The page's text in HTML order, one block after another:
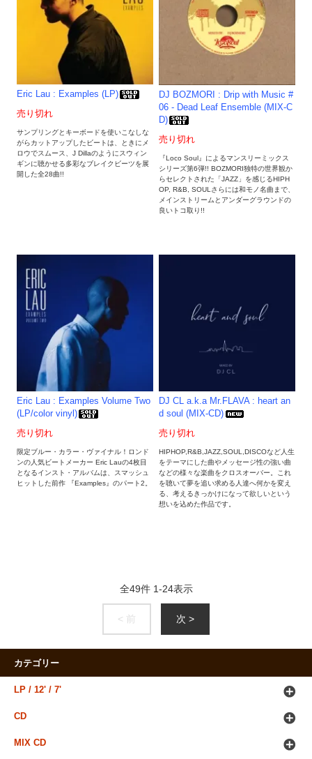
Eric Lau : Examples (LP)
売り切れ
サンプリングとキーボードを使いこなしな
がらカットアップしたビートは、ときにメ
ロウでスムース、J Dillaのようにスウィン
ギンに聴かせる多彩なブレイクビーツを展
開した全28曲!!
DJ BOZMORI : Drip with Music #
06 - Dead Leaf Ensemble (MIX-C
D)
売り切れ
『Loco Soul』によるマンスリーミックス
シリーズ第6弾!! BOZMORI独特の世界観か
らセレクトされた「JAZZ」を感じるHIPH
OP, R&B, SOULさらには和モノ名曲まで、
メインストリームとアンダーグラウンドの
良いトコ取り!!
Eric Lau : Examples Volume Two
(LP/color vinyl)
売り切れ
限定ブルー・カラー・ヴァイナル！ロンド
ンの人気ビートメーカー Eric Lauの4枚目
となるインスト・アルバムは、スマッシュ
ヒットした前作 『Examples』のパート2。
DJ CL a.k.a Mr.FLAVA : heart an
d soul (MIX-CD)
売り切れ
HIPHOP,R&B,JAZZ,SOUL,DISCOなど人生
をテーマにした曲やメッセージ性の強い曲
などの様々な楽曲をクロスオーバー。これ
を聴いて夢を追い求める人達へ何かを変え
る、考えるきっかけになって欲しいという
想いを込めた作品です。
全49件 1-24表示
< 前 次 >
カテゴリー
LP / 12' / 7'
CD
MIX CD